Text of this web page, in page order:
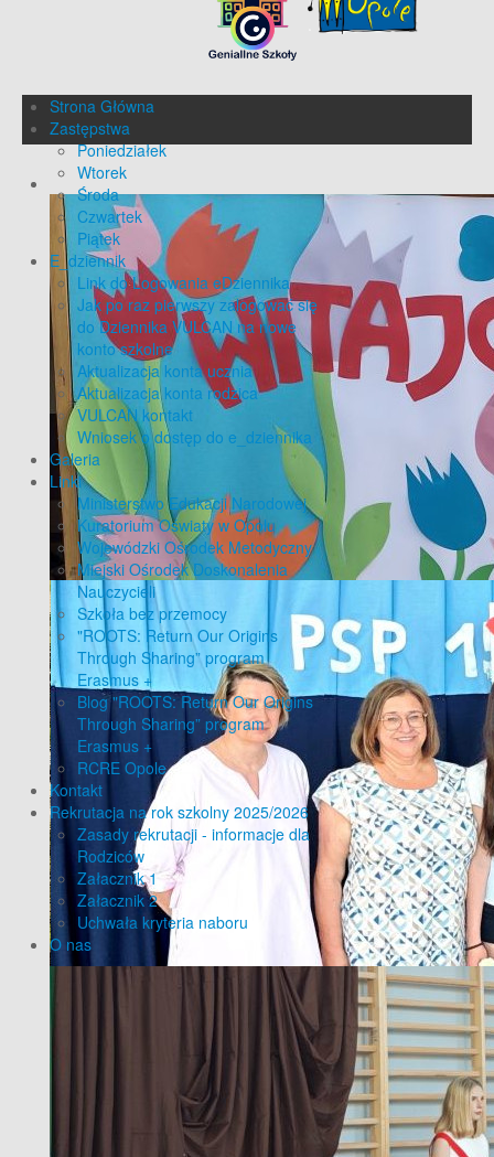
Strona Główna
Zastępstwa
Poniedziałek
Wtorek
Środa
Czwartek
Piątek
E_dziennik
Link do Logowania eDziennika
Jak po raz pierwszy zalogować się
do Dziennika VULCAN na nowe
konto szkolne
Aktualizacja konta ucznia
Aktualizacja konta rodzica
VULCAN kontakt
Wniosek o dostęp do e_dziennika
Galeria
Linki
Ministerstwo Edukacji Narodowej
Kuratorium Oświaty w Opolu
Wojewódzki Ośrodek Metodyczny
Miejski Ośrodek Doskonalenia
Nauczycieli
Szkoła bez przemocy
"ROOTS: Return Our Origins
Through Sharing” program
Erasmus +
Blog "ROOTS: Return Our Origins
Through Sharing” program
Erasmus +
RCRE Opole
Kontakt
Rekrutacja na rok szkolny 2025/2026
Zasady rekrutacji - informacje dla
Rodziców
Załacznik 1
Załacznik 2
Uchwała kryteria naboru
O nas